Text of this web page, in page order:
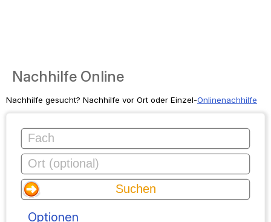
Nachhilfe Online
Nachhilfe gesucht? Nachhilfe vor Ort oder Einzel-Onlinenachhilfe
Optionen